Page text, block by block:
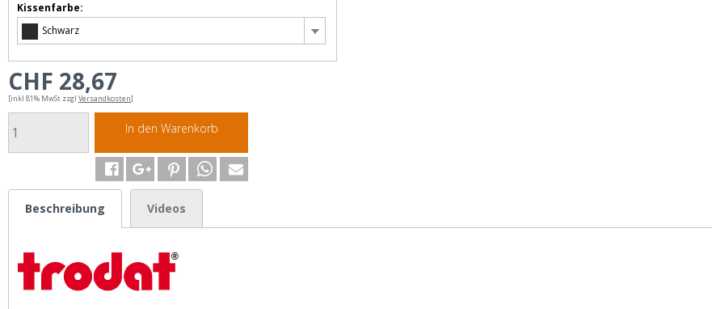
Kissenfarbe:
Schwarz
CHF 28,67
[inkl 81% MwSt zzgl Versandkosten]
In den Warenkorb
Beschreibung Videos